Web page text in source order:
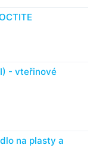
- vteřinové
na plasty a